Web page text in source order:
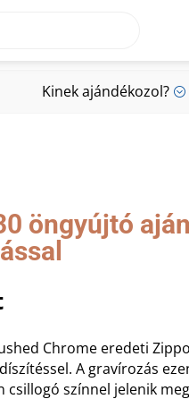
Kinek ajándékozol? ;
öngyújtó
Chrome eredeti
A gravírozás
csillogó színnel jelenik